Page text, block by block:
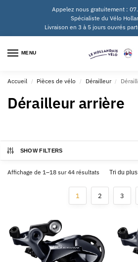
Appelez nous gratuitement :
Spécialiste du Vélo
Livraison en 3 à 5 jours ouvrés
MENU
Accueil / Pièces de vélo / Dérailleur /
Dérailleur arrière
SHOW FILTERS
Affichage de 1–18 sur 44 résultats
1 2 3